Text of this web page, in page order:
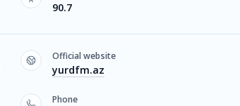
90.7
Official website
yurdfm.az
Phone